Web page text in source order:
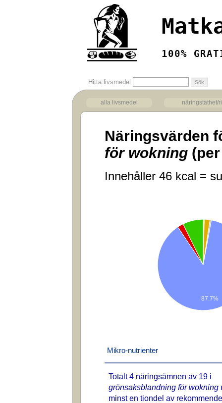
100%
Hitta livsmedel
alla livsmedel näringstäthet/
Näringsvärden
för wokning
Innehåller 46 kcal =
87.7%
Mikro-nutrienter
Totalt 4 näringsämnen av 19 i
grönsaksblandning för wokning
minst en tiondel av